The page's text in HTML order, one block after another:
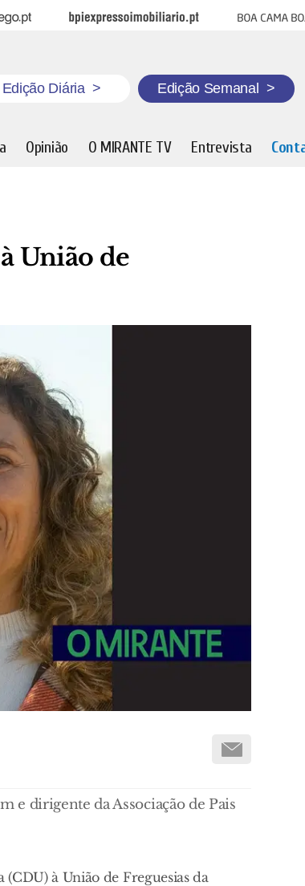
BPI Expresso Imobiliário Boa cama
Edição Diária > Edição Semanal >
Opinião O MIRANTE TV Entrevista
União de
e dirigente da Associação de Pais
à União de Freguesias da